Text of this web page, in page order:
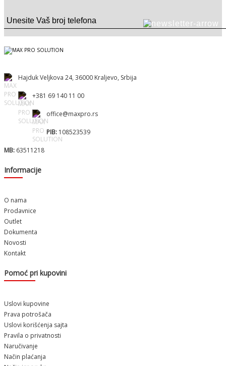
Hajduk Veljkova 24, 36000 Kraljevo, Srbija
+381 69 140 11 00
office@maxpro.rs
PIB: 108523539
MB: 63511218
Informacije
O nama
Prodavnice
Outlet
Dokumenta
Novosti
Kontakt
Pomoć pri kupovini
Uslovi kupovine
Prava potrošača
Uslovi korišćenja sajta
Pravila o privatnosti
Naručivanje
Način plaćanja